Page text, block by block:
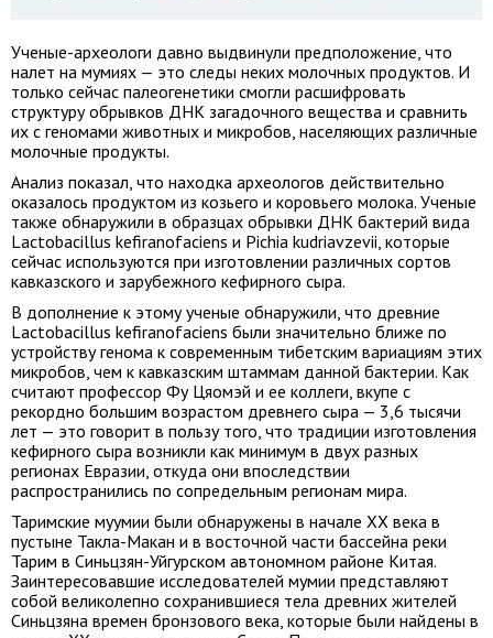
Ученые-археологи давно выдвинули предположение, что
налет на мумиях — это следы неких молочных продуктов. И
только сейчас палеогенетики смогли расшифровать
структуру обрывков ДНК загадочного вещества и сравнить
их с геномами животных и микробов, населяющих различные
молочные продукты.
Анализ показал, что находка археологов действительно
оказалось продуктом из козьего и коровьего молока. Ученые
также обнаружили в образцах обрывки ДНК бактерий вида
Lactobacillus kefiranofaciens и Pichia kudriavzevii, которые
сейчас используются при изготовлении различных сортов
кавказского и зарубежного кефирного сыра.
В дополнение к этому ученые обнаружили, что древние
Lactobacillus kefiranofaciens были значительно ближе по
устройству генома к современным тибетским вариациям этих
микробов, чем к кавказским штаммам данной бактерии. Как
считают профессор Фу Цяомэй и ее коллеги, вкупе с
рекордно большим возрастом древнего сыра — 3,6 тысячи
лет — это говорит в пользу того, что традиции изготовления
кефирного сыра возникли как минимум в двух разных
регионах Евразии, откуда они впоследствии
распространились по сопредельным регионам мира.
Таримские муумии были обнаружены в начале ХХ века в
пустыне Такла-Макан и в восточной части бассейна реки
Тарим в Синьцзян-Уйгурском автономном районе Китая.
Заинтересовавшие исследователей мумии представляют
собой великолепно сохранившиеся тела древних жителей
Синьцзяна времен бронзового века, которые были найдены в